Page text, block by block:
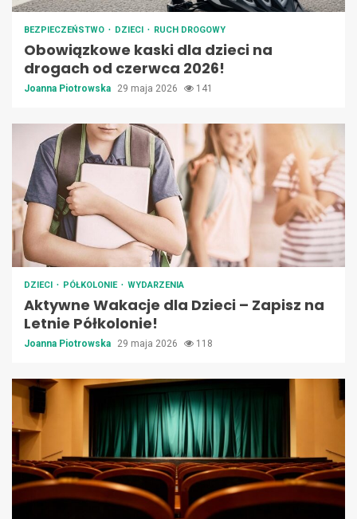
BEZPIECZEŃSTWO DZIECI RUCH DROGOWY
Obowiązkowe kaski dla dzieci na
drogach od czerwca 2026!
Joanna Piotrowska 29 maja 2026 141
DZIECI PÓŁKOLONIE WYDARZENIA
Aktywne Wakacje dla Dzieci – Zapisz na
Letnie Półkolonie!
Joanna Piotrowska 29 maja 2026 118